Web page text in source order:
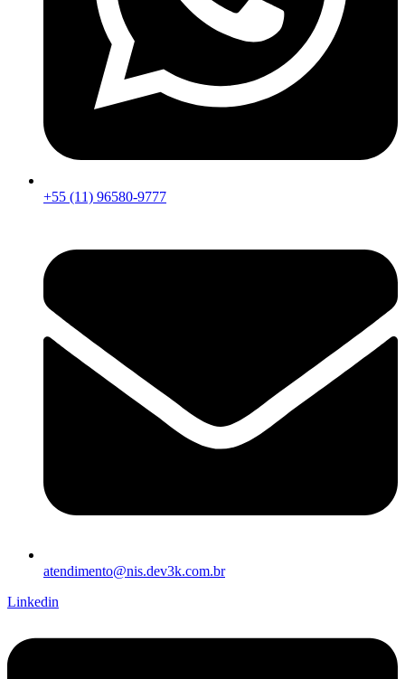
+55 (11) 96580-9777
atendimento@nis.dev3k.com.br
Linkedin